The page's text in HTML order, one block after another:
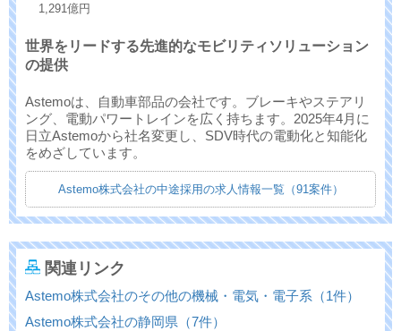
1,291億円
世界をリードする先進的なモビリティソリューション
の提供
Astemoは、自動車部品の会社です。ブレーキやステアリ
ング、電動パワートレインを広く持ちます。2025年4月に
日立Astemoから社名変更し、SDV時代の電動化と知能化
をめざしています。
Astemo株式会社の中途採用の求人情報一覧（91案件）
関連リンク
Astemo株式会社のその他の機械・電気・電子系（1件）
Astemo株式会社の静岡県（7件）